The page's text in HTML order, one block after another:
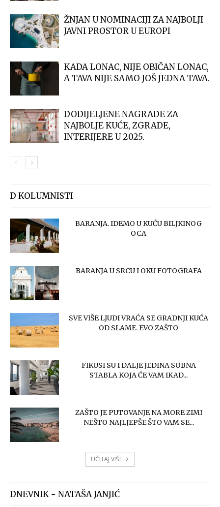
ŽNJAN U NOMINACIJI ZA NAJBOLJI
JAVNI PROSTOR U EUROPI
KADA LONAC, NIJE OBIČAN LONAC,
A TAVA NIJE SAMO JOŠ JEDNA TAVA.
DODIJELJENE NAGRADE ZA
NAJBOLJE KUĆE, ZGRADE,
INTERIJERE U 2025.
D KOLUMNISTI
BARANJA. IDEMO U KUĆU BILJKINOG
OCA
BARANJA U SRCU I OKU FOTOGRAFA
SVE VIŠE LJUDI VRAĆA SE GRADNJI KUĆA
OD SLAME. EVO ZAŠTO
FIKUSI SU I DALJE JEDINA SOBNA
STABLA KOJA ĆE VAM IKAD...
ZAŠTO JE PUTOVANJE NA MORE ZIMI
NEŠTO NAJLJEPŠE ŠTO VAM SE...
UČITAJ VIŠE
DNEVNIK - NATAŠA JANJIĆ